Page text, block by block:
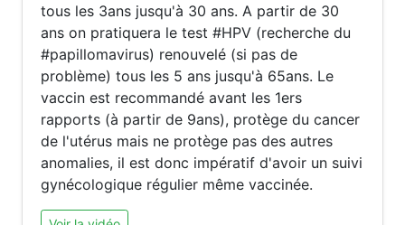
tous les 3ans jusqu'à 30 ans. A partir de 30
ans on pratiquera le test #HPV (recherche du
#papillomavirus) renouvelé (si pas de
problème) tous les 5 ans jusqu'à 65ans. Le
vaccin est recommandé avant les 1ers
rapports (à partir de 9ans), protège du cancer
de l'utérus mais ne protège pas des autres
anomalies, il est donc impératif d'avoir un suivi
gynécologique régulier même vaccinée.